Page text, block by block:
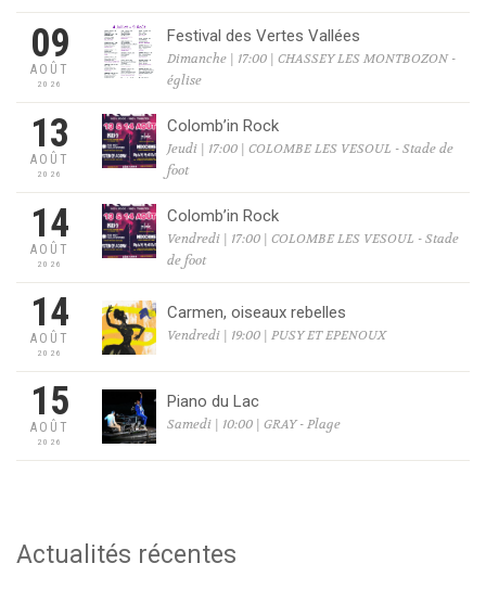
09
AOÛT
2026
Festival des Vertes Vallées
Dimanche | 17:00 | CHASSEY LES MONTBOZON -
église
13
AOÛT
2026
Colomb’in Rock
Jeudi | 17:00 | COLOMBE LES VESOUL - Stade de
foot
14
AOÛT
2026
Colomb’in Rock
Vendredi | 17:00 | COLOMBE LES VESOUL - Stade
de foot
14
AOÛT
2026
Carmen, oiseaux rebelles
Vendredi | 19:00 | PUSY ET EPENOUX
15
AOÛT
2026
Piano du Lac
Samedi | 10:00 | GRAY - Plage
Actualités récentes